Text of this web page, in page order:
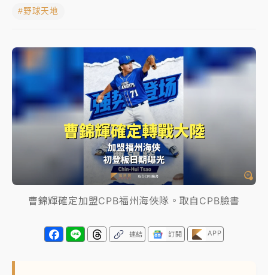
暑假過三周才推「E宿新北打卡趣」！抽獎程序複雜 觀
旅局回應了
中信慈善基金會想增加董事人數！辜仲諒向法院聲請遭
駁 理由曝光
故宮《龍藏經》特展第2檔！今線上預約開賣一度塞車
周六起展出延長至晚上7時
台東農業處長涉圖利渡假村！東檢抗告成功 今重開羈
押庭
雨熱區曝
#野球天地
曹錦輝確定加盟CPB福州海俠隊。取自CPB臉書
連結 訂閱 APP